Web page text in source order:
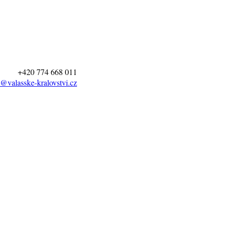
+420 774 668 011
kralovstvi.cz